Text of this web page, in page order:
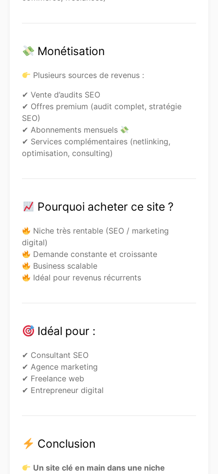
Monétisation
Plusieurs sources de revenus :
✔ Vente d’audits SEO
✔ Offres premium (audit complet, stratégie
SEO)
✔ Abonnements mensuels
✔ Services complémentaires (netlinking,
optimisation, consulting)
Pourquoi acheter ce site ?
Niche très rentable (SEO / marketing
digital)
Demande constante et croissante
Business scalable
Idéal pour revenus récurrents
Idéal pour :
✔ Consultant SEO
✔ Agence marketing
✔ Freelance web
✔ Entrepreneur digital
Conclusion
Un site clé en main dans une niche